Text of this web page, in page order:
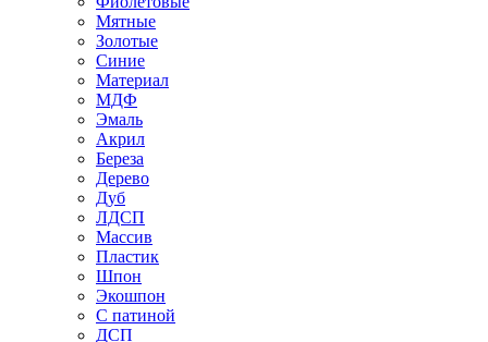
Мятные
Золотые
Синие
Материал
МДФ
Эмаль
Акрил
Береза
Дерево
Дуб
ЛДСП
Массив
Пластик
Шпон
Экошпон
С патиной
ДСП